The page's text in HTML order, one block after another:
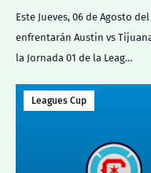
Este Jueves, 06 de Agosto
enfrentarán Austin vs
la Jornada 01 de la Leag…
Leagues Cup